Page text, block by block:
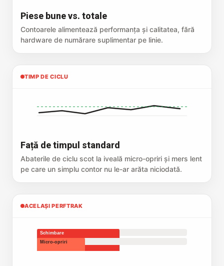
Piese bune vs. totale
Contoarele alimentează performanța și calitatea, fără
hardware de numărare suplimentar pe linie.
TIMP DE CICLU
Față de timpul standard
Abaterile de ciclu scot la iveală micro-opriri și mers lent
pe care un simplu contor nu le-ar arăta niciodată.
ACELAȘI PERFTRAK
Schimbare
Micro-opriri